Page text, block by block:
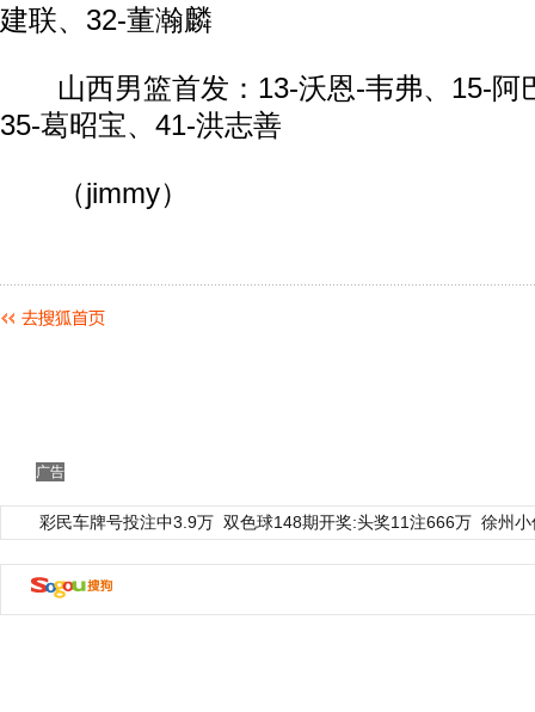
建联、32-董瀚麟
山西男篮首发：13-沃恩-韦弗、15-阿
35-葛昭宝、41-洪志善
（jimmy）
广告
彩民车牌号投注中3.9万 双色球148期开奖:头奖11注666万 徐州